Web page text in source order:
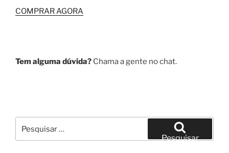
COMPRAR AGORA
Tem alguma dúvida? Chama a gente no chat.
por:
Pesquisar